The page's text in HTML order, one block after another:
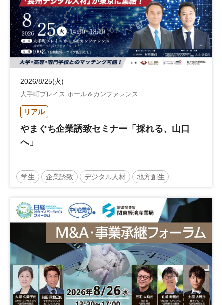
2026/8/25(火)
大手町プレイス ホール＆カンファレンス
リアル
やまぐち企業誘致セミナー「採れる、山口
へ」
学生 企業誘致 デジタル人材 地方創生
地域活性化 自治体